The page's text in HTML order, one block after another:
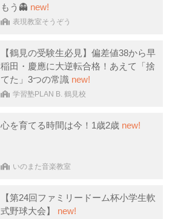
もう👻 new!
表現教室そうぞう
【鶴見の受験生必見】偏差値38から早
稲田・慶應に大逆転合格！あえて「捨
てた」3つの常識 new!
学習塾PLAN B. 鶴見校
心を育てる時間は今！1歳2歳 new!
いのまた音楽教室
【第24回ファミリードーム杯小学生軟
式野球大会】 new!